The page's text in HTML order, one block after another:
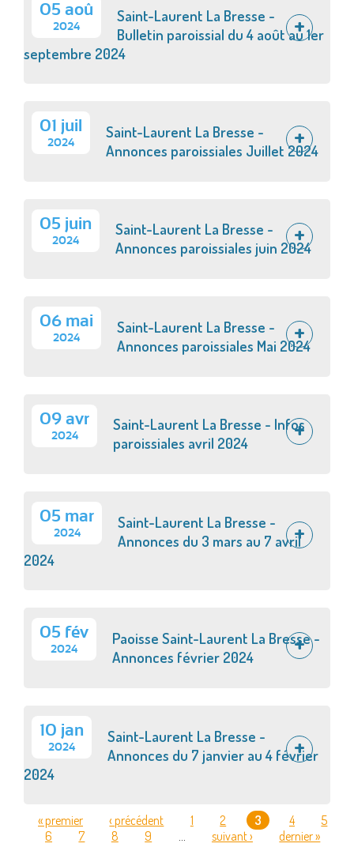
05 aoû
2024
Saint-Laurent La Bresse -
Bulletin paroissial du 4 août au 1er
septembre 2024
01 juil
2024
Saint-Laurent La Bresse -
Annonces paroissiales Juillet 2024
05 juin
2024
Saint-Laurent La Bresse -
Annonces paroissiales juin 2024
06 mai
2024
Saint-Laurent La Bresse -
Annonces paroissiales Mai 2024
09 avr
2024
Saint-Laurent La Bresse - Infos
paroissiales avril 2024
05 mar
2024
Saint-Laurent La Bresse -
Annonces du 3 mars au 7 avril
2024
05 fév
2024
Paoisse Saint-Laurent La Bresse -
Annonces février 2024
10 jan
2024
Saint-Laurent La Bresse -
Annonces du 7 janvier au 4 février
2024
PAGES
« premier ‹ précédent 1 2 3 4
5
6
7 8 9 … suivant › dernier »